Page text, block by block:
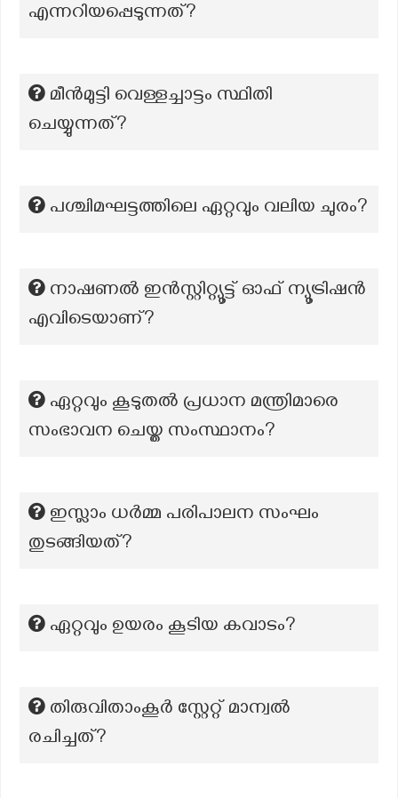
എന്നറിയപ്പെടുന്നത്?
മീൻമുട്ടി വെള്ളച്ചാട്ടം സ്ഥിതി
ചെയ്യുന്നത്?
പശ്ചിമഘട്ടത്തിലെ ഏറ്റവും വലിയ ചുരം?
നാഷണൽ ഇൻസ്റ്റിറ്റ്യൂട്ട് ഓഫ് ന്യൂട്രിഷൻ
എവിടെയാണ്?
ഏറ്റവും കൂടുതൽ പ്രധാന മന്ത്രിമാരെ
സംഭാവന ചെയ്ത സംസ്ഥാനം?
ഇസ്ലാം ധർമ്മ പരിപാലന സംഘം
തുടങ്ങിയത്?
ഏറ്റവും ഉയരം കൂടിയ കവാടം?
തിരുവിതാംകൂർ സ്റ്റേറ്റ് മാന്വൽ
രചിച്ചത്?